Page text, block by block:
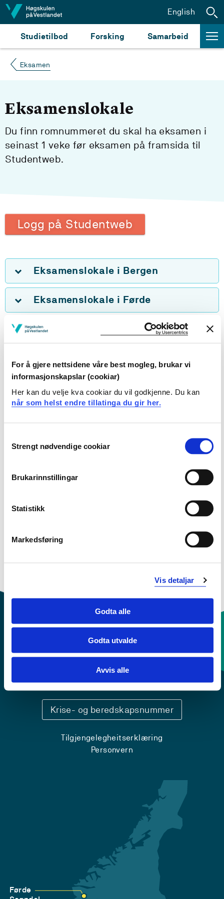
For å gjere nettsidene våre best mogleg, brukar vi
informasjonskapslar (cookiar)
Her kan du velje kva cookiar du vil godkjenne. Du kan
når som helst endre tillatinga du gir her.
Selection
Strengt nødvendige cookiar
Brukarinnstillingar
Statistikk
Markedsføring
Vis detaljar
Godta alle
Godta utvalde
Avvis alle
Hopp til innhald
Studietilbod Forsking Samarbeid
English
Eksamen
Eksamenslokale
Du finn romnummeret du skal ha eksamen i
seinast 1 veke før eksamen på framsida til
Studentweb.
Logg på Studentweb
Eksamenslokale i Bergen
Eksamenslokale i Førde
Eksamenslokale Haugesund
Eksamenslokale i Sogndal
Eksamenslokale på Stord
campus. Det same gjeld eksamen på studietilbod med
studiesamlingar utanfor campus, når vurderingsforma
Krise- og beredskapsnummer
Tilgjengelegheitserklæring
Personvern
Førde